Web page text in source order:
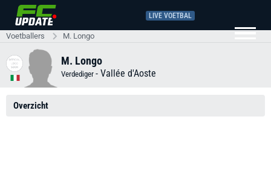
LIVE VOETBAL
Voetballers M. Longo
M. Longo
Verdediger - Vallée d'Aoste
Overzicht